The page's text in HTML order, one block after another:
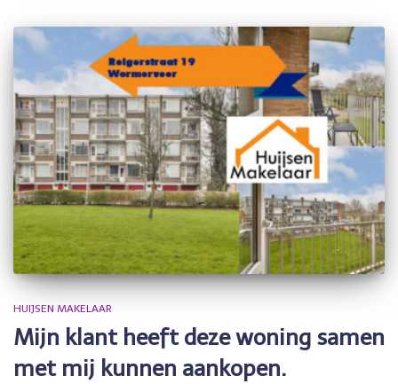
HUIJSEN MAKELAAR
Mijn klant heeft deze woning samen
met mij kunnen aankopen.